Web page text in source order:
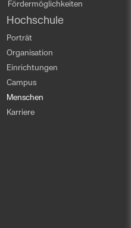
Fördermöglichkeiten
Hochschule
Porträt
Organisation
Einrichtungen
Campus
Menschen
Karriere